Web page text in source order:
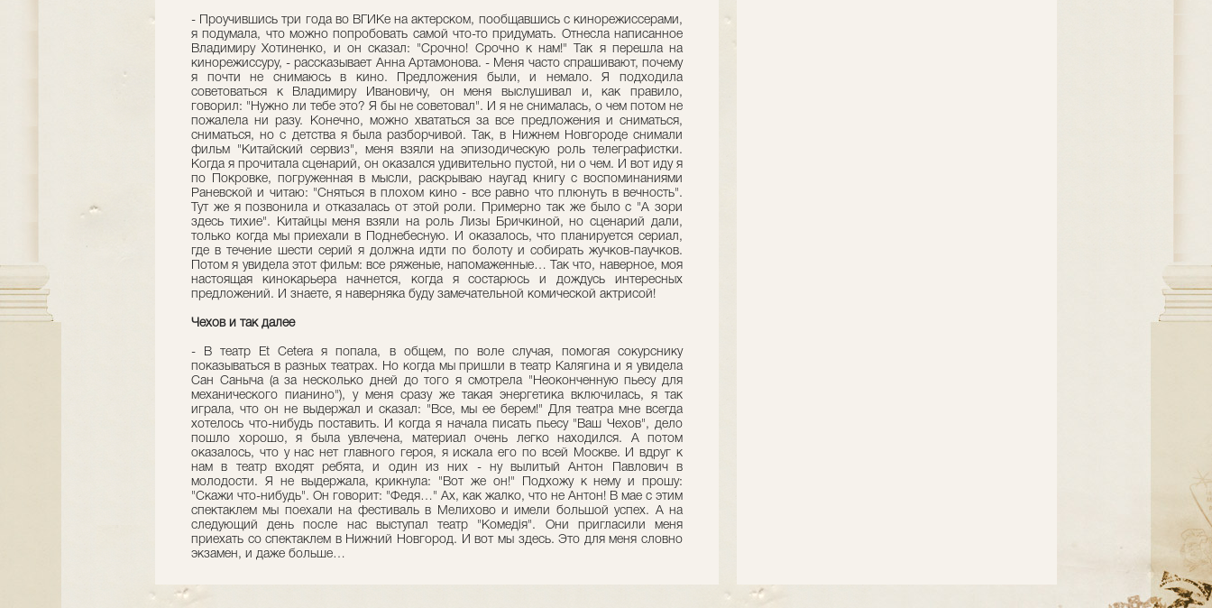
- Проучившись три года во ВГИКе на актерском, пообщавшись с кинорежиссерами,
я подумала, что можно попробовать самой что-то придумать. Отнесла написанное
Владимиру Хотиненко, и он сказал: "Срочно! Срочно к нам!" Так я перешла на
кинорежиссуру, - рассказывает Анна Артамонова. - Меня часто спрашивают, почему
я почти не снимаюсь в кино. Предложения были, и немало. Я подходила
советоваться к Владимиру Ивановичу, он меня выслушивал и, как правило,
говорил: "Нужно ли тебе это? Я бы не советовал". И я не снималась, о чем потом не
пожалела ни разу. Конечно, можно хвататься за все предложения и сниматься,
сниматься, но с детства я была разборчивой. Так, в Нижнем Новгороде снимали
фильм "Китайский сервиз", меня взяли на эпизодическую роль телеграфистки.
Когда я прочитала сценарий, он оказался удивительно пустой, ни о чем. И вот иду я
по Покровке, погруженная в мысли, раскрываю наугад книгу с воспоминаниями
Раневской и читаю: "Сняться в плохом кино - все равно что плюнуть в вечность".
Тут же я позвонила и отказалась от этой роли. Примерно так же было с "А зори
здесь тихие". Китайцы меня взяли на роль Лизы Бричкиной, но сценарий дали,
только когда мы приехали в Поднебесную. И оказалось, что планируется сериал,
где в течение шести серий я должна идти по болоту и собирать жучков-паучков.
Потом я увидела этот фильм: все ряженые, напомаженные… Так что, наверное, моя
настоящая кинокарьера начнется, когда я состарюсь и дождусь интересных
предложений. И знаете, я наверняка буду замечательной комической актрисой!
Чехов и так далее
- В театр Et Сеtera я попала, в общем, по воле случая, помогая сокурснику
показываться в разных театрах. Но когда мы пришли в театр Калягина и я увидела
Сан Саныча (а за несколько дней до того я смотрела "Неоконченную пьесу для
механического пианино"), у меня сразу же такая энергетика включилась, я так
играла, что он не выдержал и сказал: "Все, мы ее берем!" Для театра мне всегда
хотелось что-нибудь поставить. И когда я начала писать пьесу "Ваш Чехов", дело
пошло хорошо, я была увлечена, материал очень легко находился. А потом
оказалось, что у нас нет главного героя, я искала его по всей Москве. И вдруг к
нам в театр входят ребята, и один из них - ну вылитый Антон Павлович в
молодости. Я не выдержала, крикнула: "Вот же он!" Подхожу к нему и прошу:
"Скажи что-нибудь". Он говорит: "Федя…" Ах, как жалко, что не Антон! В мае с этим
спектаклем мы поехали на фестиваль в Мелихово и имели большой успех. А на
следующий день после нас выступал театр "Комедiя". Они пригласили меня
приехать со спектаклем в Нижний Новгород. И вот мы здесь. Это для меня словно
экзамен, и даже больше…